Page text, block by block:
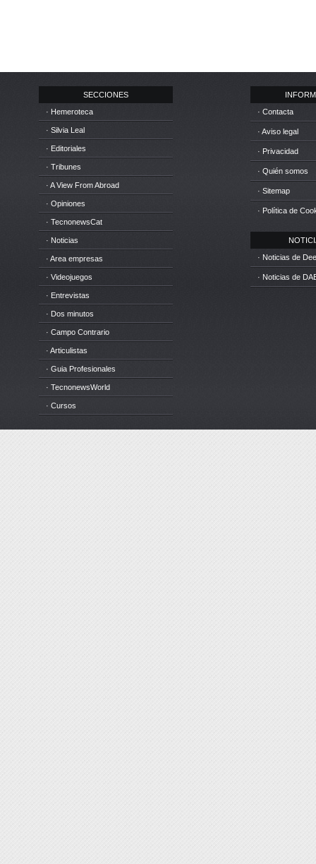
SECCIONES
· Hemeroteca
· Silvia Leal
· Editoriales
· Tribunes
· A View From Abroad
· Opiniones
· TecnonewsCat
· Noticias
· Area empresas
· Videojuegos
· Entrevistas
· Dos minutos
· Campo Contrario
· Articulistas
· Guia Profesionales
· TecnonewsWorld
· Cursos
· Contacta
· Aviso legal
· Privacidad
· Quién somos
· Sitemap
· Política de
· Noticias de
· Noticias de